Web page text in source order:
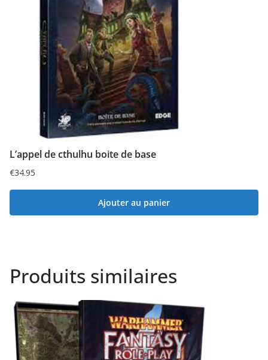
L’appel de cthulhu boite de base
€34.95
Ajouter au panier
Produits similaires